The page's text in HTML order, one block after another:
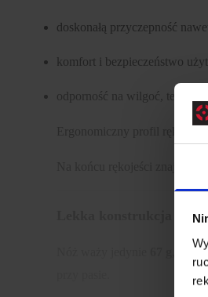
doskonałą przyczepność
komfort i bezpieczeństwo
odporność na wilgoć,
Lekka konstrukcja i
, co